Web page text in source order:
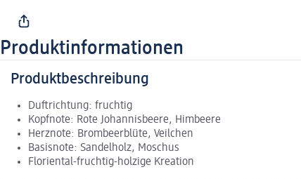
Produktinformationen
Produktbeschreibung
Duftrichtung: fruchtig
Kopfnote: Rote Johannisbeere, Himbeere
Herznote: Brombeerblüte, Veilchen
Basisnote: Sandelholz, Moschus
Floriental-fruchtig-holzige Kreation